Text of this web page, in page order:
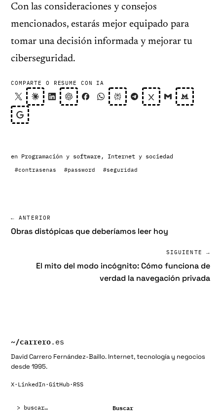
Con las consideraciones y consejos
mencionados, estarás mejor equipado para
tomar una decisión informada y mejorar tu
ciberseguridad.
COMPARTE O RESUME CON IA
en Programación y software , Internet y sociedad
#contrasenas #password #seguridad
← ANTERIOR
Obras distópicas que deberíamos leer hoy
SIGUIENTE →
El mito del modo incógnito: Cómo funciona de
verdad la navegación privada
~/carrero.es
David Carrero Fernández-Baillo. Internet, tecnología y negocios
desde 1995.
X· LinkedIn·GitHub· RSS
Buscar